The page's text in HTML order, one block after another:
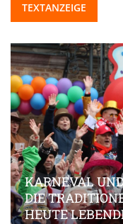
TEXTANZEIGE
KARNEVAL
DIE
HEUTE